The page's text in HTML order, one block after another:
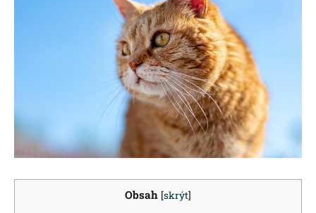
Obsah [skrýt]